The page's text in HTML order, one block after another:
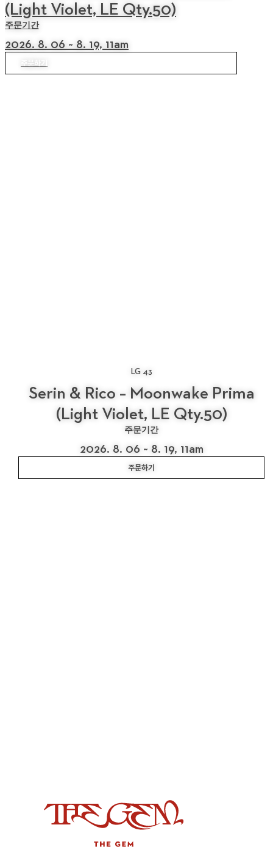
(Light Violet, LE Qty.50)
주문기간
2026. 8. 06 ~ 8. 19, 11am
주문하기
LG 43
Serin & Rico – Moonwake Prima
(Light Violet, LE Qty.50)
주문기간
2026. 8. 06 ~ 8. 19, 11am
주문하기